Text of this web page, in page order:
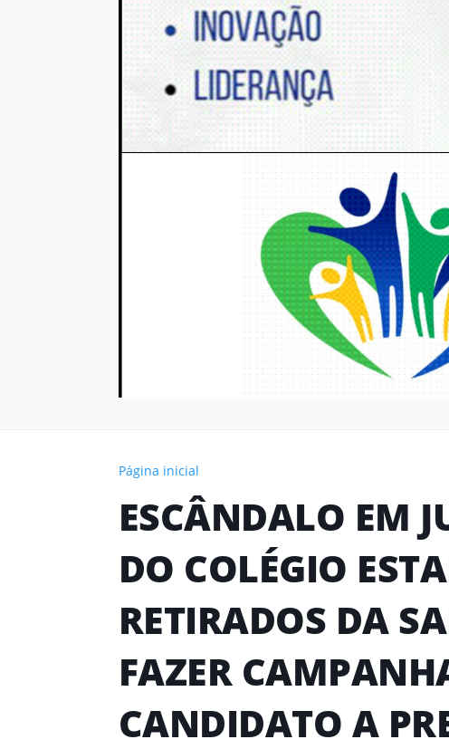
Página inicial
ESCÂNDALO EM
DO COLÉGIO
RETIRADOS DA
FAZER
CANDIDATO A